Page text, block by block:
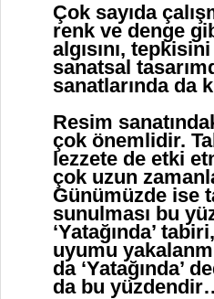
Çok sayıda
renk ve denge
algısını,
sanatsal
sanatlarında da
Resim
çok önemlidir.
lezzete de etki
çok uzun
Günümüzde ise
sunulması bu
‘Yatağında’
uyumu
da ‘Yatağında’
da bu